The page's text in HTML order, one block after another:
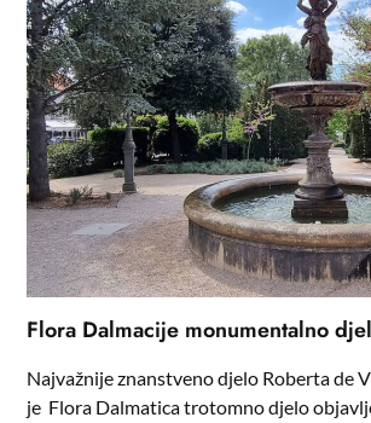
Flora Dalmacije monumentalno
Najvažnije znanstveno djelo Roberta de
je Flora Dalmatica trotomno djelo